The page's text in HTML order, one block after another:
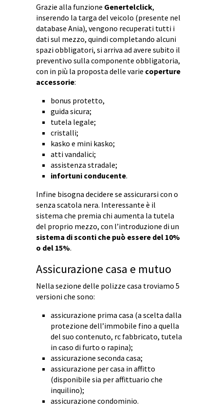
Grazie alla funzione Genertelclick,
inserendo la targa del veicolo (presente nel
database Ania), vengono recuperati tutti i
dati sul mezzo, quindi completando alcuni
spazi obbligatori, si arriva ad avere subito il
preventivo sulla componente obbligatoria,
con in più la proposta delle varie coperture
accessorie:
bonus protetto,
guida sicura;
tutela legale;
cristalli;
kasko e mini kasko;
atti vandalici;
assistenza stradale;
infortuni conducente.
Infine bisogna decidere se assicurarsi con o
senza scatola nera. Interessante è il
sistema che premia chi aumenta la tutela
del proprio mezzo, con l’introduzione di un
sistema di sconti che può essere del 10%
o del 15%.
Assicurazione casa e mutuo
Nella sezione delle polizze casa troviamo 5
versioni che sono:
assicurazione prima casa (a scelta dalla
protezione dell’immobile fino a quella
del suo contenuto, rc fabbricato, tutela
in caso di furto o rapina);
assicurazione seconda casa;
assicurazione per casa in affitto
(disponibile sia per affittuario che
inquilino);
assicurazione condominio.